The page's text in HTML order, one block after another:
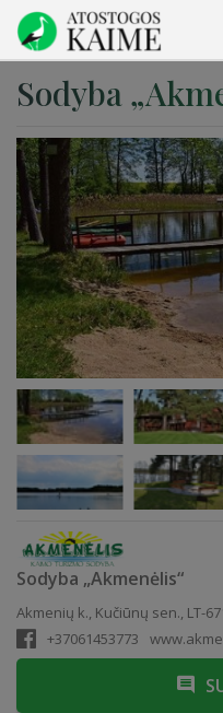
Sodyba
Sodyba „Akmenėlis“
Akmenių k., Kučiūnų sen., LT-
+37061453773